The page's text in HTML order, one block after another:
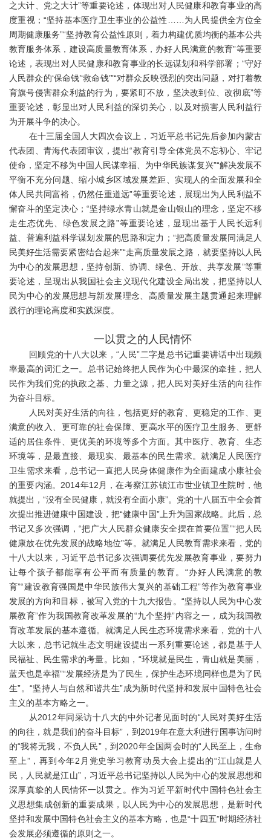
之大计、党之大计”等重要论述，体现出对人民健康和教育事业的高
度重视；“坚持基本医疗卫生事业的公益性……为人民提供全方位全
周期健康服务”“坚持教育公益性原则，着力构建优质均衡的基本公共
教育服务体系，建设高质量教育体系，办好人民满意的教育”等重要
论述，表现出对人民健康和教育事业的长远谋划和科学部署；“守好
人民群众的‘保命钱’‘救命钱’”“对群众反映强烈的突出问题，对打着教
育旗号侵害群众利益的行为，要紧盯不放，坚决改到位、改彻底”等
重要论述，彰显出对人民利益的深切关心，以及对损害人民利益行
为开展斗争的决心。
在十三届全国人大四次会议上，习近平总书记先后参加内蒙古
代表团、青海代表团审议，提出“教育引导全体党员不忘初心、牢记
使命，坚定不移为中国人民谋幸福、为中华民族谋复兴”“解决发展不
平衡不充分问题、缩小城乡区域发展差距、实现人的全面发展和全
体人民共同富裕，仍然任重道远”等重要论述，展现出为人民利益不
懈奋斗的坚定决心；“坚持绿水青山就是金山银山的理念，坚定不移
走生态优先、绿色发展之路”等重要论述，显现出基于人民长远利
益、普遍利益科学谋划发展的思路和定力；“把高质量发展同满足人
民美好生活需要紧密结合起来”“走高质量发展之路，就要坚持以人民
为中心的发展思想，坚持创新、协调、绿色、开放、共享发展”等重
要论述，呈现出从我国社会主义现代化建设全局出发，把坚持以人
民为中心的发展思想与新发展理念、高质量发展主题贯通起来理解
践行的理论高度和实践深度。
一 以贯之的人民情怀
回顾党的十八大以来，“人民”二字是总书记重要讲话中出现频
率最高的词汇之一。总书记始终把人民作为心中最深的牵挂，把人
民作为我们党的执政之基、力量之源，把人民对美好生活的向往作
为奋斗目标。
人民对美好生活的向往，包括更好的教育、更稳定的工作、更
满意的收入、更可靠的社会保障、更高水平的医疗卫生服务、更舒
适的居住条件、更优美的环境等多个方面。其中医疗、教育、生态
环境等，是最直接、最现实、最基本的民生需求。就满足人民医疗
卫生需求来看，总书记一直把人民身体健康作为全面建成小康社会
的重要内涵。2014年12月，在考察江苏镇江市世业镇卫生院时，他
就提出，“没有全民健康，就没有全面小康”。党的十八届五中全会首
次提出推进健康中国建设，把“健康中国”上升为国家战略。此后，总
书记又多次强调，“把广大人民群众健康安全摆在首要位置”“把人民
健康放在优先发展的战略地位”等。就满足人民教育需求来看，党的
十八大以来，习近平总书记多次强调要优先发展教育事业，要努力
让每个孩子都能享有公平而有质量的教育。“办好人民满意的教
育”“建设教育强国是中华民族伟大复兴的基础工程”等作为教育事业
发展的方向和目标，被写入党的十九大报告。“坚持以人民为中心发
展教育”作为我国教育改革发展的“九个坚持”内容之一，成为我国教
育改革发展的基本遵循。就满足人民生态环境需求来看，党的十八
大以来，总书记就生态文明建设提出一系列重要论述，都是基于人
民福祉、民生需求的考量。比如，“环境就是民生，青山就是美丽，
蓝天也是幸福”“发展经济是为了民生，保护生态环境同样也是为了民
生”。“坚持人与自然和谐共生”成为新时代坚持和发展中国特色社会
主义的基本方略之一。
从2012年同采访十八大的中外记者见面时的“人民对美好生活
的向往，就是我们的奋斗目标”，到2019年在意大利进行国事访问时
的“我将无我，不负人民”，到2020年全国两会时的“人民至上，生命
至上”，再到今年2月党史学习教育动员大会上提出的“江山就是人
民，人民就是江山”，习近平总书记坚持以人民为中心的发展思想和
深厚真挚的人民情怀一以贯之。作为习近平新时代中国特色社会主
义思想集成创新的重要成果，以人民为中心的发展思想，是新时代
坚持和发展中国特色社会主义的基本方略，也是“十四五”时期经济社
会发展必须遵循的原则之一。